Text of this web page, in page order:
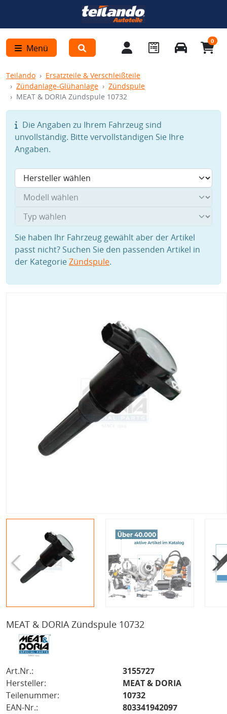
Menü
0
Teilando
Ersatzteile & Verschleißteile
Zündanlage-Glühanlage
Zündspule
MEAT & DORIA Zündspule 10732
Die Angaben zu Ihrem Fahrzeug sind
unvollständig. Bitte vervollständigen Sie Ihre
Angaben.
Sie haben Ihr Fahrzeug gewählt aber der Artikel
passt nicht? Suchen Sie den passenden Artikel in
der KategorieZündspule.
MEAT & DORIA Zündspule 10732
Art.Nr.:
3155727
Hersteller:
MEAT & DORIA
Teilenummer:
10732
EAN-Nr.:
803341942097